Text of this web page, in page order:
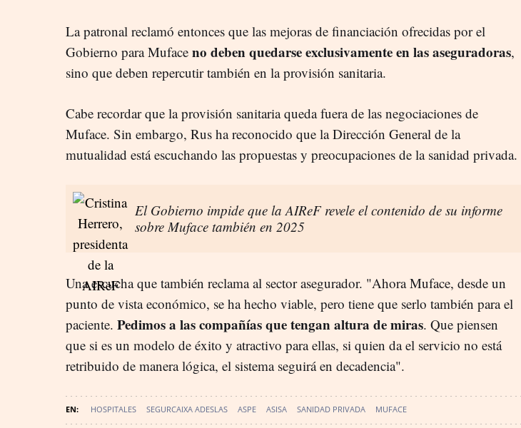
La patronal reclamó entonces que las mejoras de financiación ofrecidas por el
Gobierno para Muface no deben quedarse exclusivamente en las aseguradoras,
sino que deben repercutir también en la provisión sanitaria.
Cabe recordar que la provisión sanitaria queda fuera de las negociaciones de
Muface. Sin embargo, Rus ha reconocido que la Dirección General de la
mutualidad está escuchando las propuestas y preocupaciones de la sanidad privada.
El Gobierno impide que la AIReF revele el contenido de su informe
sobre Muface también en 2025
Una escucha que también reclama al sector asegurador. "Ahora Muface, desde un
punto de vista económico, se ha hecho viable, pero tiene que serlo también para el
paciente. Pedimos a las compañías que tengan altura de miras. Que piensen
que si es un modelo de éxito y atractivo para ellas, si quien da el servicio no está
retribuido de manera lógica, el sistema seguirá en decadencia".
HOSPITALES SEGURCAIXA ADESLAS ASPE ASISA SANIDAD PRIVADA MUFACE